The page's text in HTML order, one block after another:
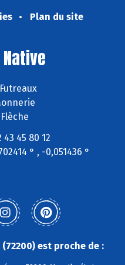
Plan du site
45 80 12
° , -0,051436 °
est proche de :